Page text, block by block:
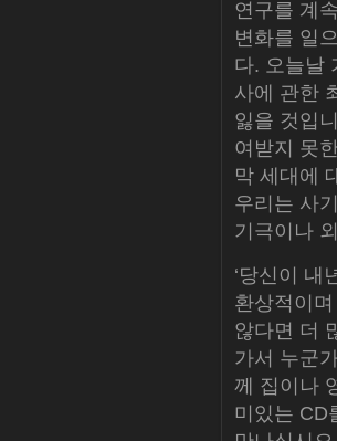
연구를 계
변화를 일
다. 오늘날
사에 관한
잃을 것입
여받지 못
막 세대에
우리는 사
기극이나
‘당신이 내
환상적이
않다면 더
가서 누군
께 집이나
미있는 CD